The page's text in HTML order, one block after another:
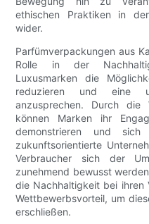
ethischen Praktiken in
wider.
Parfümverpackungen aus
Rolle in der
Luxusmarken die
reduzieren und eine
anzusprechen. Durch die
können Marken ihr
demonstrieren und sich
zukunftsorientierte
Verbraucher sich der
zunehmend bewusst
die Nachhaltigkeit bei ihren
Wettbewerbsvorteil, um
erschließen.